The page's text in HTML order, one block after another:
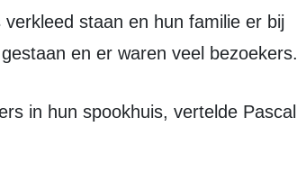
en er waren veel bezoekers.